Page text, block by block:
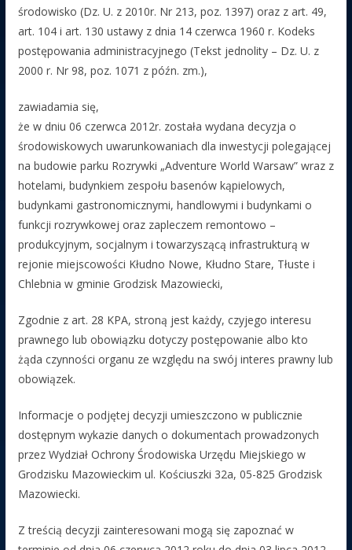
środowisko (Dz. U. z 2010r. Nr 213, poz. 1397) oraz z art. 49,
art. 104 i art. 130 ustawy z dnia 14 czerwca 1960 r. Kodeks
postępowania administracyjnego (Tekst jednolity – Dz. U. z
2000 r. Nr 98, poz. 1071 z późn. zm.),
zawiadamia się,
że w dniu 06 czerwca 2012r. została wydana decyzja o
środowiskowych uwarunkowaniach dla inwestycji polegającej
na budowie parku Rozrywki „Adventure World Warsaw” wraz z
hotelami, budynkiem zespołu basenów kąpielowych,
budynkami gastronomicznymi, handlowymi i budynkami o
funkcji rozrywkowej oraz zapleczem remontowo –
produkcyjnym, socjalnym i towarzyszącą infrastrukturą w
rejonie miejscowości Kłudno Nowe, Kłudno Stare, Tłuste i
Chlebnia w gminie Grodzisk Mazowiecki,
Zgodnie z art. 28 KPA, stroną jest każdy, czyjego interesu
prawnego lub obowiązku dotyczy postępowanie albo kto
żąda czynności organu ze względu na swój interes prawny lub
obowiązek.
Informacje o podjętej decyzji umieszczono w publicznie
dostępnym wykazie danych o dokumentach prowadzonych
przez Wydział Ochrony Środowiska Urzędu Miejskiego w
Grodzisku Mazowieckim ul. Kościuszki 32a, 05-825 Grodzisk
Mazowiecki.
Z treścią decyzji zainteresowani mogą się zapoznać w